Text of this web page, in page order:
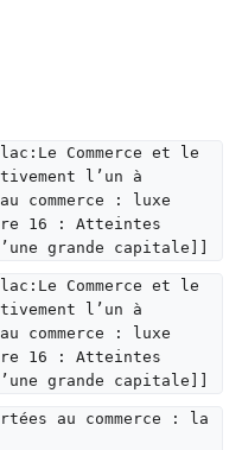
Commerce et le
l’un à
commerce : luxe
16 : Atteintes
grande capitale]]
Commerce et le
l’un à
commerce : luxe
16 : Atteintes
grande capitale]]
au commerce : la